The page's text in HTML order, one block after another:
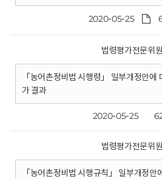
2020-05-25
법령평가전문위
「농어촌정비법 시행령」 일부개정안에
가 결과
2020-05-25
법령평가전문위
「농어촌정비법 시행규칙」 일부개정안